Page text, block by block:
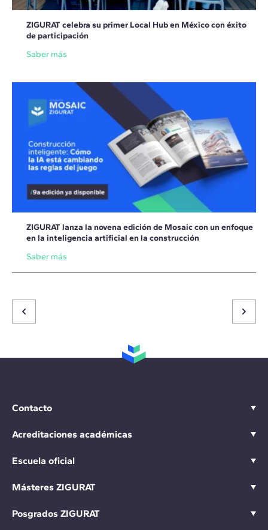
ZIGURAT celebra su primer Local Hub en México con éxito
de participación
Saber más
ZIGURAT lanza la novena edición de Mosaic con un enfoque
en la inteligencia artificial en la construcción
Saber más
Contacto
Acreditaciones académicas
Escuela oficial
Másteres ZIGURAT
Posgrados ZIGURAT